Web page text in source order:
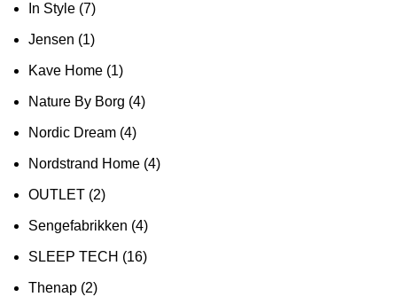
In Style (7)
Jensen (1)
Kave Home (1)
Nature By Borg (4)
Nordic Dream (4)
Nordstrand Home (4)
OUTLET (2)
Sengefabrikken (4)
SLEEP TECH (16)
Thenap (2)